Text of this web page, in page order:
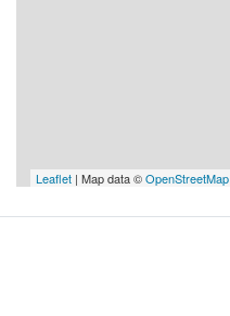
Leaflet | Map data ©OpenStreetMap